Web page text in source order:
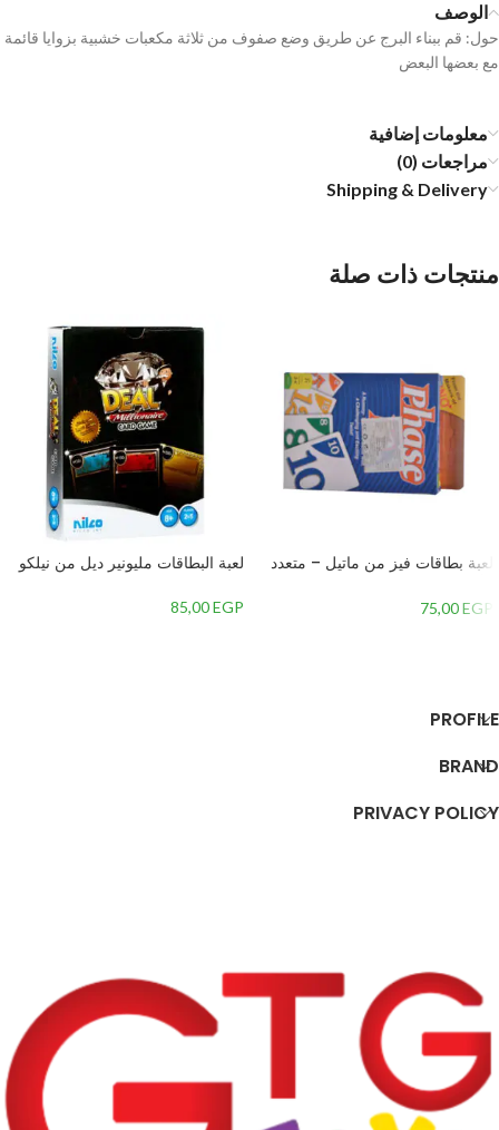
الوصف
حول: قم ببناء البرج عن طريق وضع صفوف من ثلاثة مكعبات خشبية بزوايا قائمة
مع بعضها البعض
معلومات إضافية
مراجعات (0)
Shipping & Delivery
منتجات ذات صلة
لعبة بطاقات فيز من ماتيل – متعدد
75,00EGP
لعبة البطاقات مليونير ديل من نيلكو
85,00EGP
PROFILE
BRAND
PRIVACY POLICY